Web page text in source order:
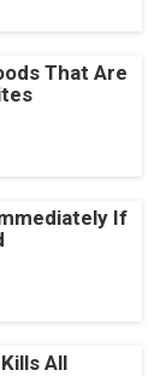
That Are
If
All